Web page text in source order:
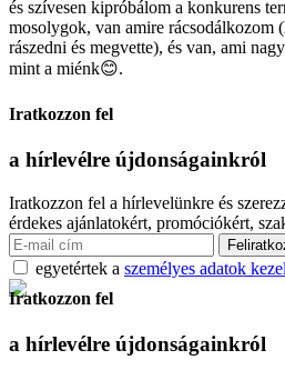
és szívesen kipróbálom a konkurens
mosolygok, van amire rácsodálkozom
rászedni és megvette), és van, ami
mint a miénk😊.
Iratkozzon fel
a hírlevélre újdonságainkról
Iratkozzon fel a hírlevelünkre és
érdekes ajánlatokért, promóciókért,
egyetértek a személyes adatok
Iratkozzon fel
a hírlevélre újdonságainkról